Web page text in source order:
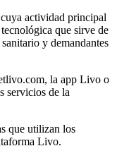
actividad principal
que sirve de
y demandantes
la app Livo o
servicios de la
que utilizan los
Livo.